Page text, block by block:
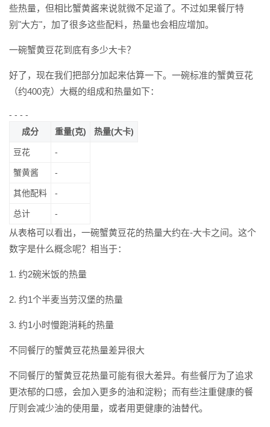
些热量，但相比蟹黄酱来说就微不足道了。不过如果餐厅特
别"大方"，加了很多这些配料，热量也会相应增加。
一碗蟹黄豆花到底有多少大卡？
好了，现在我们把部分加起来估算一下。一碗标准的蟹黄豆花
（约400克）大概的组成和热量如下：
- - - -
成分
重量(克) 热量(大卡)
豆花 -
蟹黄酱 -
其他配料 -
总计 -
从表格可以看出，一碗蟹黄豆花的热量大约在-大卡之间。这个
数字是什么概念呢？相当于：
1. 约2碗米饭的热量
2. 约1个半麦当劳汉堡的热量
3. 约1小时慢跑消耗的热量
不同餐厅的蟹黄豆花热量差异很大
不同餐厅的蟹黄豆花热量可能有很大差异。有些餐厅为了追求
更浓郁的口感，会加入更多的油和淀粉；而有些注重健康的餐
厅则会减少油的使用量，或者用更健康的油替代。